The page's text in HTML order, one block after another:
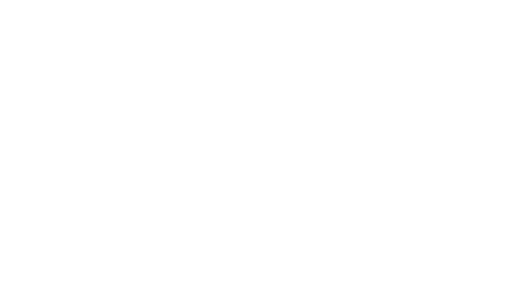
色茶品、茶器具与文创产